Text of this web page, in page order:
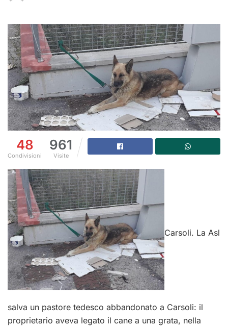
48
Condivisioni
961
Visite
Carsoli. La Asl
salva un pastore tedesco abbandonato a Carsoli: il
proprietario aveva legato il cane a una grata, nella